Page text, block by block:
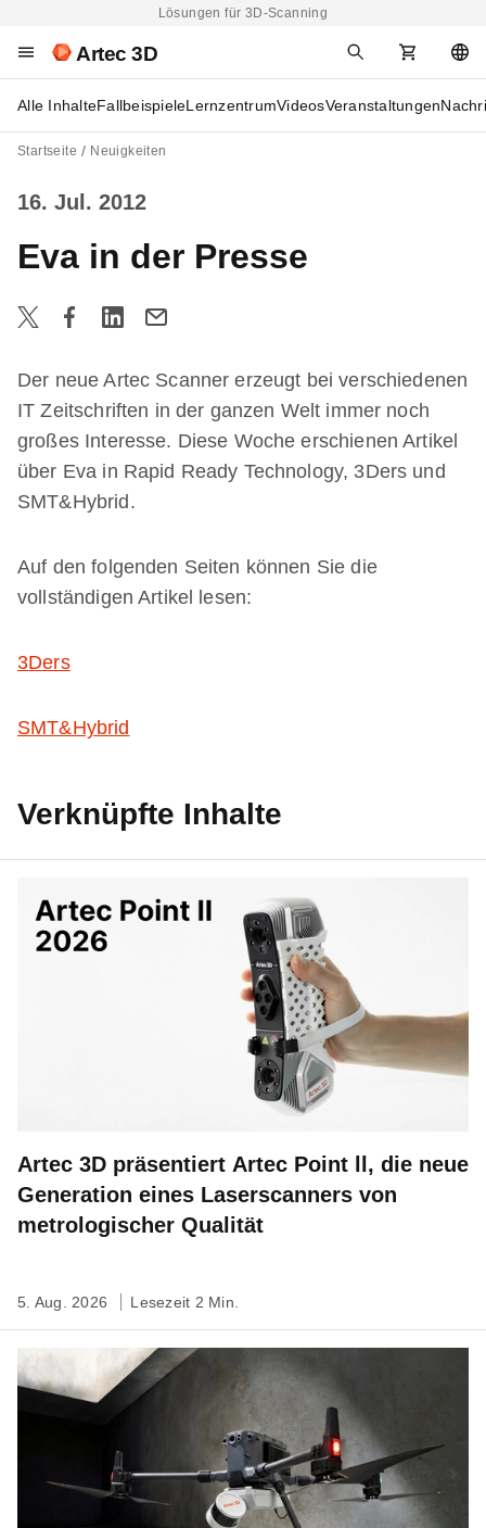
Lösungen für 3D-Scanning
Artec 3D
Alle InhalteFallbeispieleLernzentrumVideosVeranstaltungen
Startseite Neuigkeiten
16. Jul. 2012
Eva in der Presse
Der neue Artec Scanner erzeugt bei verschiedenen
IT Zeitschriften in der ganzen Welt immer noch
großes Interesse. Diese Woche erschienen Artikel
über Eva in Rapid Ready Technology, 3Ders und
SMT&Hybrid.
Auf den folgenden Seiten können Sie die
vollständigen Artikel lesen:
3Ders
SMT&Hybrid
Verknüpfte Inhalte
Artec 3D präsentiert Artec Point ll, die neue
Generation eines Laserscanners von
metrologischer Qualität
5. Aug. 2026 Lesezeit 2 Min.